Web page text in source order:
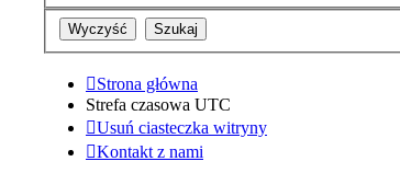
Strona główna
Strefa czasowa UTC
Usuń ciasteczka witryny
Kontakt z nami